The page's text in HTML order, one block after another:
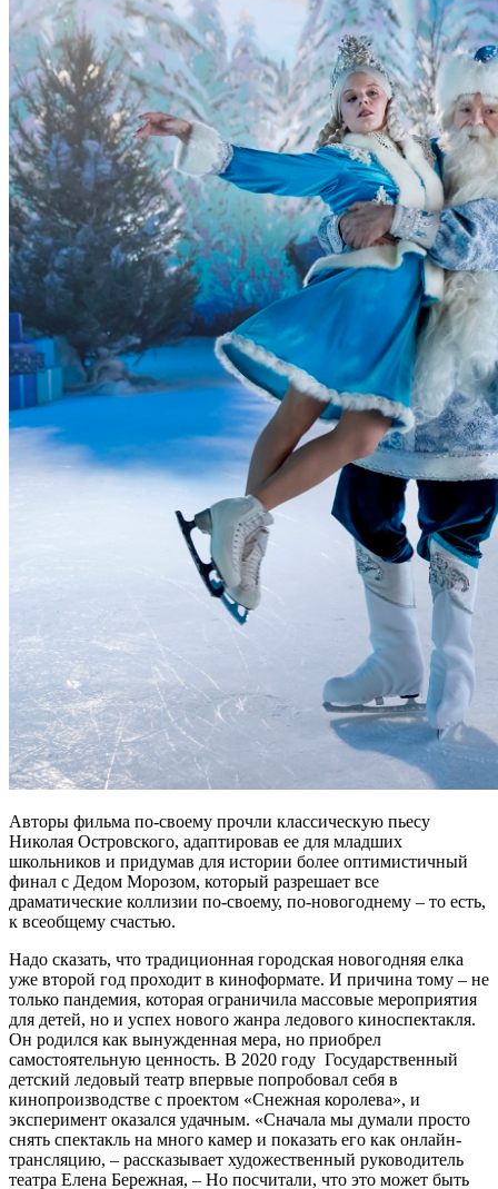
Авторы фильма по-своему прочли классическую пьесу
Николая Островского, адаптировав ее для младших
школьников и придумав для истории более оптимистичный
финал с Дедом Морозом, который разрешает все
драматические коллизии по-своему, по-новогоднему – то есть,
к всеобщему счастью.
Надо сказать, что традиционная городская новогодняя елка
уже второй год проходит в киноформате. И причина тому – не
только пандемия, которая ограничила массовые мероприятия
для детей, но и успех нового жанра ледового киноспектакля.
Он родился как вынужденная мера, но приобрел
самостоятельную ценность. В 2020 году Государственный
детский ледовый театр впервые попробовал себя в
кинопроизводстве с проектом «Снежная королева», и
эксперимент оказался удачным. «Сначала мы думали просто
снять спектакль на много камер и показать его как онлайн-
трансляцию, – рассказывает художественный руководитель
театра Елена Бережная, – Но посчитали, что это может быть